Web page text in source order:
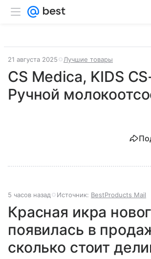
21 августа 2025 Лучшие товары
CS Medica, KIDS
Ручной
5 часов назад Источник: BestProducts Mail
Красная икра
появилась в
сколько стоит